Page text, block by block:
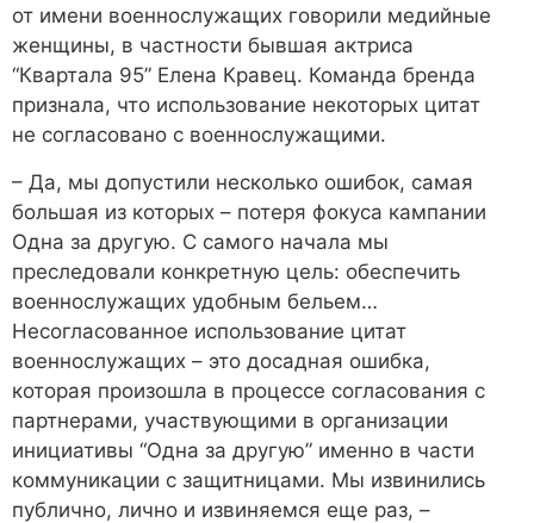
от имени военнослужащих говорили медийные
женщины, в частности бывшая актриса
“Квартала 95” Елена Кравец. Команда бренда
признала, что использование некоторых цитат
не согласовано с военнослужащими.
– Да, мы допустили несколько ошибок, самая
большая из которых – потеря фокуса кампании
Одна за другую. С самого начала мы
преследовали конкретную цель: обеспечить
военнослужащих удобным бельем…
Несогласованное использование цитат
военнослужащих – это досадная ошибка,
которая произошла в процессе согласования с
партнерами, участвующими в организации
инициативы “Одна за другую” именно в части
коммуникации с защитницами. Мы извинились
публично, лично и извиняемся еще раз, –